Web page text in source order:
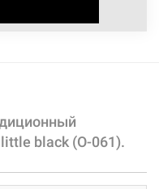
black (O-061).